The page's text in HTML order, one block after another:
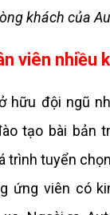
khách của
viên nhiều
hữu đội ngũ
tạo bài bản
trình tuyển
ứng viên có